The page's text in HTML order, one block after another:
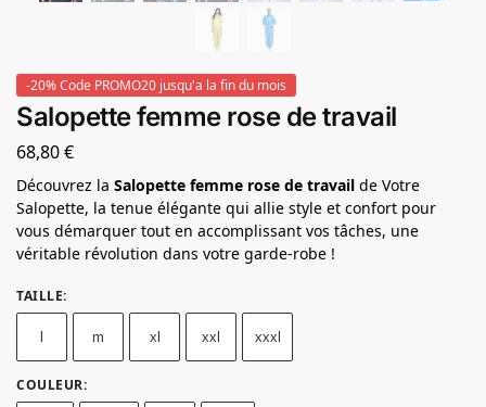
-20% Code PROMO20 jusqu'a la fin du mois
Salopette femme rose de travail
68,80€
Découvrez la Salopette femme rose de travail de Votre
Salopette, la tenue élégante qui allie style et confort pour
vous démarquer tout en accomplissant vos tâches, une
véritable révolution dans votre garde-robe !
TAILLE:
m xl xxl xxxl
COULEUR: